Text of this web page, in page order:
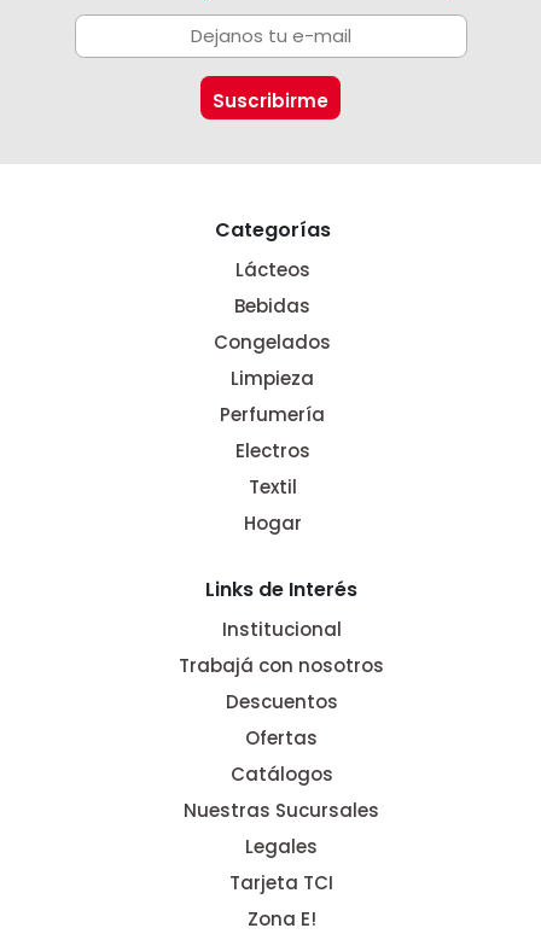
Categorías
Lácteos
Bebidas
Congelados
Limpieza
Perfumería
Electros
Textil
Hogar
Links de Interés
Institucional
Trabajá con nosotros
Descuentos
Ofertas
Catálogos
Nuestras Sucursales
Legales
Tarjeta TCI
Zona E!